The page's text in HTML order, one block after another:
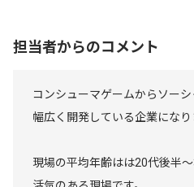
担当者からのコメント
コンシューマゲームからソーシ
幅広く開発している企業になり
現場の平均年齢はは20代後半～